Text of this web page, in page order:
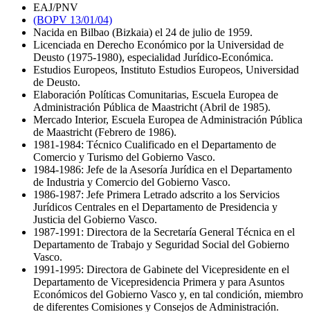
EAJ/PNV
(BOPV 13/01/04)
Nacida en Bilbao (Bizkaia) el 24 de julio de 1959.
Licenciada en Derecho Económico por la Universidad de
Deusto (1975-1980), especialidad Jurídico-Económica.
Estudios Europeos, Instituto Estudios Europeos, Universidad
de Deusto.
Elaboración Políticas Comunitarias, Escuela Europea de
Administración Pública de Maastricht (Abril de 1985).
Mercado Interior, Escuela Europea de Administración Pública
de Maastricht (Febrero de 1986).
1981-1984: Técnico Cualificado en el Departamento de
Comercio y Turismo del Gobierno Vasco.
1984-1986: Jefe de la Asesoría Jurídica en el Departamento
de Industria y Comercio del Gobierno Vasco.
1986-1987: Jefe Primera Letrado adscrito a los Servicios
Jurídicos Centrales en el Departamento de Presidencia y
Justicia del Gobierno Vasco.
1987-1991: Directora de la Secretaría General Técnica en el
Departamento de Trabajo y Seguridad Social del Gobierno
Vasco.
1991-1995: Directora de Gabinete del Vicepresidente en el
Departamento de Vicepresidencia Primera y para Asuntos
Económicos del Gobierno Vasco y, en tal condición, miembro
de diferentes Comisiones y Consejos de Administración.